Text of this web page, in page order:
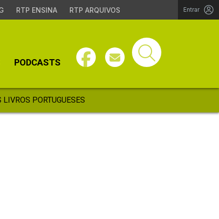
RTP ENSINA RTP ARQUIVOS Entrar
PODCASTS
LIVROS PORTUGUESES